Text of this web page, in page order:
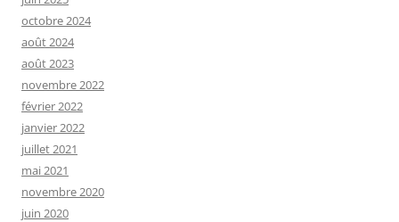
octobre 2024
août 2024
août 2023
novembre 2022
février 2022
janvier 2022
juillet 2021
mai 2021
novembre 2020
juin 2020